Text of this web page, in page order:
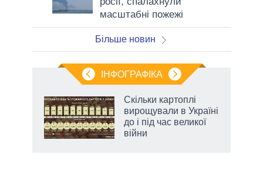
масштабні пожежі
Більше новин
ІНФОГРАФІКА
Скільки картоплі
вирощували в Україні
до і під час великої
війни